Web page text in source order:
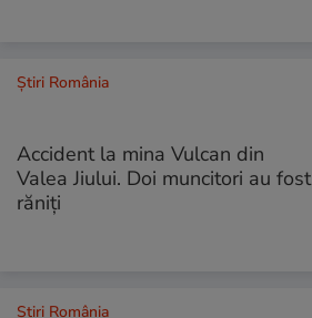
Știri România
Accident la mina Vulcan din
Valea Jiului. Doi muncitori au fost
răniţi
Știri România